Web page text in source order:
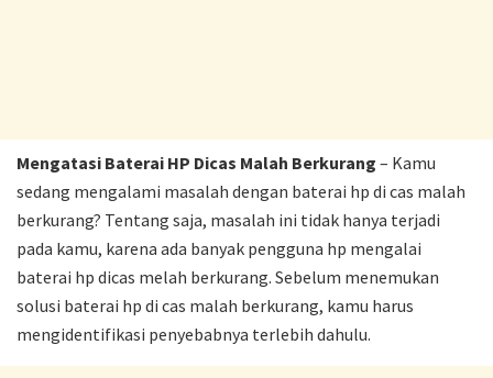
Mengatasi Baterai HP Dicas Malah Berkurang – Kamu
sedang mengalami masalah dengan baterai hp di cas malah
berkurang? Tentang saja, masalah ini tidak hanya terjadi
pada kamu, karena ada banyak pengguna hp mengalai
baterai hp dicas melah berkurang. Sebelum menemukan
solusi baterai hp di cas malah berkurang, kamu harus
mengidentifikasi penyebabnya terlebih dahulu.